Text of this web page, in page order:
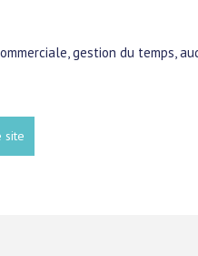
gestion du temps,
site